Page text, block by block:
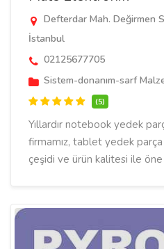
Defterdar Mah. Değirmen
İstanbul
02125677705
Sistem-donanım-sarf
(5)
Yıllardır notebook yedek
firmamız, tablet yedek parça
çeşidi ve ürün kalitesi ile öne